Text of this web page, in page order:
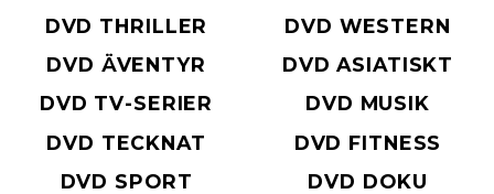
DVD THRILLER
DVD WESTERN
DVD ÄVENTYR
DVD ASIATISKT
DVD TV-SERIER
DVD MUSIK
DVD TECKNAT
DVD FITNESS
DVD SPORT
DVD DOKU